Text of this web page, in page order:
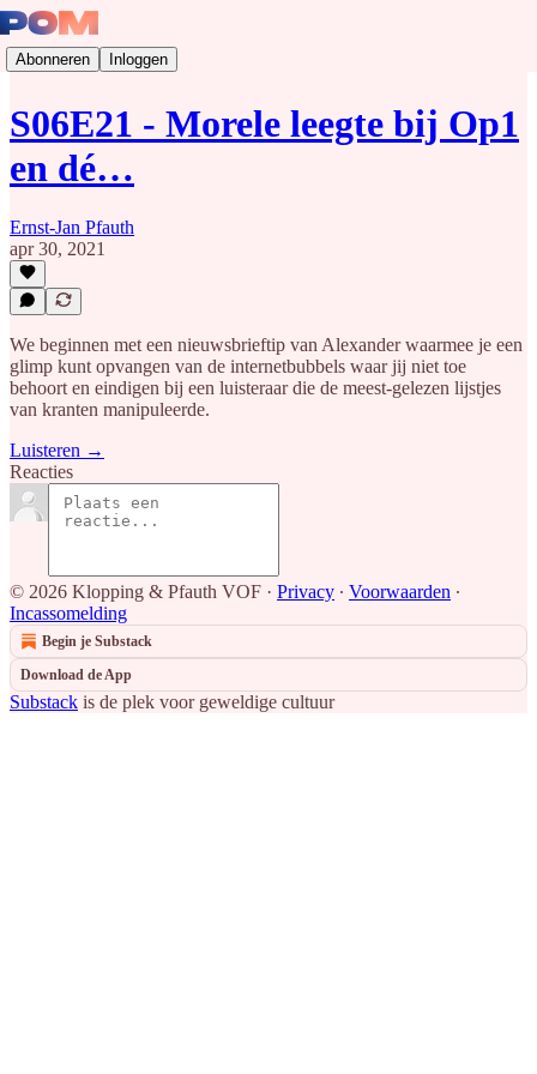
Abonneren Inloggen
S06E21 - Morele leegte bij Op1
en dé…
Ernst-Jan Pfauth
apr 30, 2021
We beginnen met een nieuwsbrieftip van Alexander waarmee je een
glimp kunt opvangen van de internetbubbels waar jij niet toe
behoort en eindigen bij een luisteraar die de meest-gelezen lijstjes
van kranten manipuleerde.
Luisteren →
Reacties
© 2026 Klopping & Pfauth VOF · Privacy ∙ Voorwaarden ∙
Incassomelding
Begin je Substack
Download de App
Substack is de plek voor geweldige cultuur